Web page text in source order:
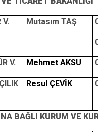
V. Mutasım TAŞ
V. Mehmet AKSU
Resul ÇEVİK
BAĞLI KURUM VE